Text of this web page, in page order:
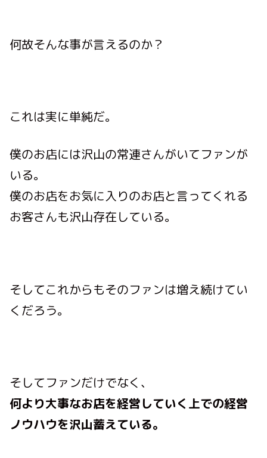
何故そんな事が言えるのか？
これは実に単純だ。
僕のお店には沢山の常連さんがいてファンが
いる。
僕のお店をお気に入りのお店と言ってくれる
お客さんも沢山存在している。
そしてこれからもそのファンは増え続けてい
くだろう。
そしてファンだけでなく、
何より大事なお店を経営していく上での経営
ノウハウを沢山蓄えている。